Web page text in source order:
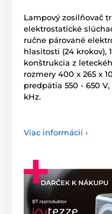
Lampový zosilňovač
elektrostatické
ručne párované
hlasitosti (24 krokov),
konštrukcia z
rozmery 400 x 265 x
predpätia 550 - 650
kHz.
Viac informácií ›